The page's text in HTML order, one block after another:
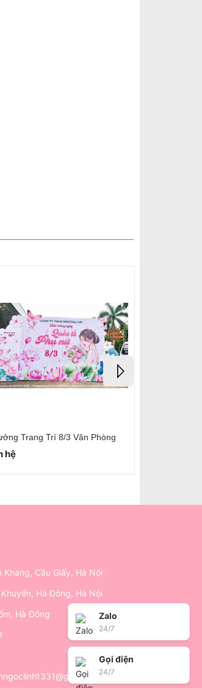
Trang Trí 20/10 Mới Nhất
hệ
Cầu Giấy, Hà Nội
Hà Đông, Hà Nội
Hà Đông
Zalo
24/7
Gọi điện
24/7